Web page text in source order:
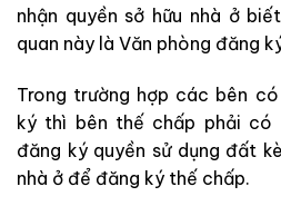
nhận quyền sở hữu nhà ở
quan này là Văn phòng đăng
Trong trường hợp các bên
ký thì bên thế chấp phải có
đăng ký quyền sử dụng đất
nhà ở để đăng ký thế chấp.